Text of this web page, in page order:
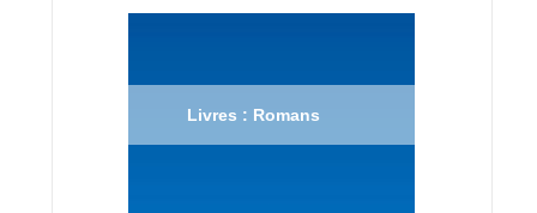
Livres : Romans